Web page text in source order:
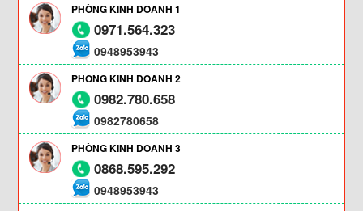
PHÒNG KINH DOANH 1
0971.564.323
0948953943
PHÒNG KINH DOANH 2
0982.780.658
0982780658
PHÒNG KINH DOANH 3
0868.595.292
0948953943